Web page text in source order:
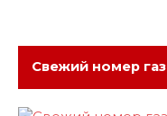
Свежий номер